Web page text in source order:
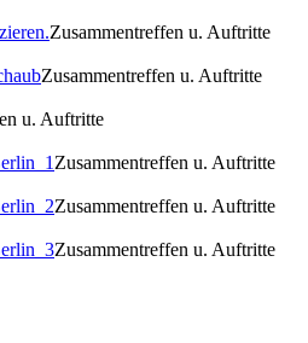
Zusammentreffen u. Auftritte
Zusammentreffen u. Auftritte
u. Auftritte
Zusammentreffen u. Auftritte
Zusammentreffen u. Auftritte
Zusammentreffen u. Auftritte